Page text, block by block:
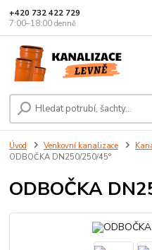
+420 732 422 729
7:00–18:00 denně
Úvod Venkovní kanalizace
ODBOČKA DN250/250/45°
ODBOČKA